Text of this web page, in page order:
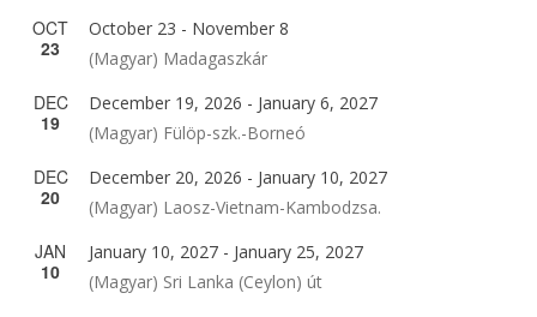
OCT
23
October 23 - November 8
(Magyar) Madagaszkár
DEC
19
December 19, 2026 - January 6, 2027
(Magyar) Fülöp-szk.-Borneó
DEC
20
December 20, 2026 - January 10, 2027
(Magyar) Laosz-Vietnam-Kambodzsa.
JAN
10
January 10, 2027 - January 25, 2027
(Magyar) Sri Lanka (Ceylon) út